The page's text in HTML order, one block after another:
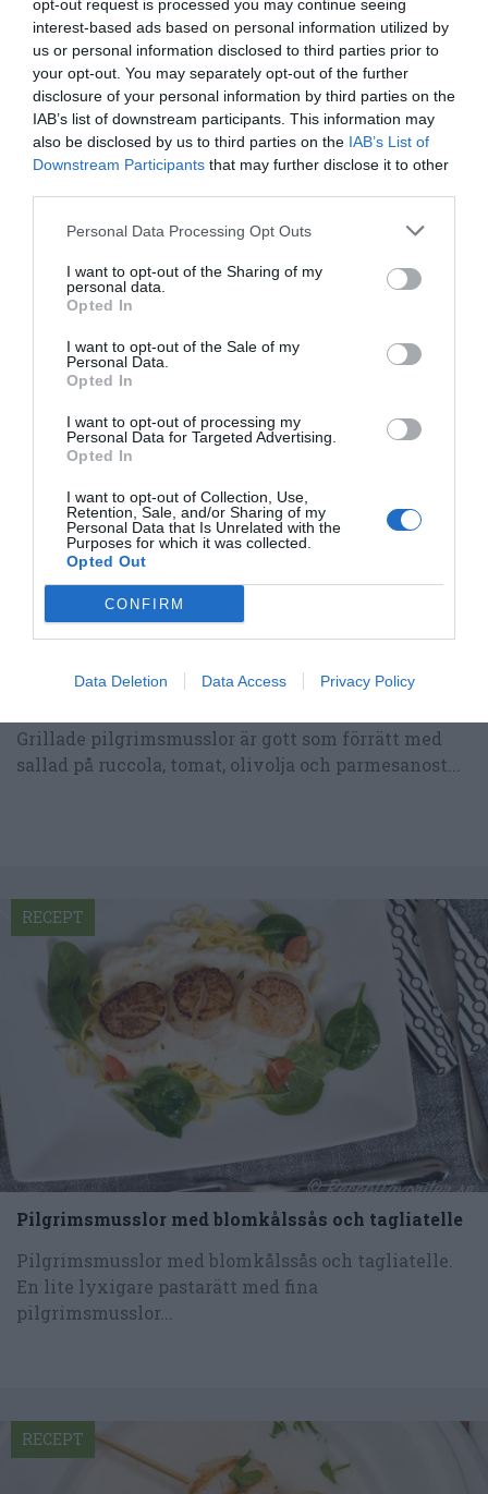
opt-out request is processed you may continue seeing
interest-based ads based on personal information utilized by
us or personal information disclosed to third parties prior to
your opt-out. You may separately opt-out of the further
disclosure of your personal information by third parties on the
IAB’s list of downstream participants. This information may
also be disclosed by us to third parties on the IAB’s List of
Downstream Participants that may further disclose it to other
Personal Data Processing Opt Outs
I want to opt-out of the Sharing of my
personal data.
Opted In
I want to opt-out of the Sale of my
Personal Data.
Opted In
I want to opt-out of processing my
Personal Data for Targeted Advertising.
Opted In
I want to opt-out of Collection, Use,
Retention, Sale, and/or Sharing of my
Personal Data that Is Unrelated with the
Purposes for which it was collected.
Opted Out
CONFIRM
Data Deletion Data Access Privacy Policy
Fiskspett med lax och pilgrimsmusslor
hummersås, potatistimbal och kokta haricots verts.
Grillade pilgrimsmusslor
Grillade pilgrimsmusslor är gott som förrätt med
sallad på ruccola, tomat, olivolja och parmesanost...
RECEPT
Pilgrimsmusslor med blomkålssås och tagliatelle
Pilgrimsmusslor med blomkålssås och tagliatelle.
En lite lyxigare pastarätt med fina
pilgrimsmusslor...
RECEPT
RECEPT